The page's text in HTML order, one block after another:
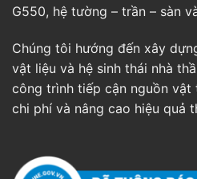
G550, hệ tường – trần – sàn
Chúng tôi hướng đến xây
vật liệu và hệ sinh thái nhà
công trình tiếp cận nguồn vật
chi phí và nâng cao hiệu quả